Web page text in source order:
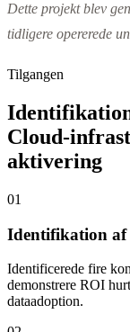
Dette projekt blev
tidligere opererede
Tilgangen
Identifikation
Cloud-
aktivering
01
Identifikation af
Identificerede fire
demonstrere ROI
dataadoption.